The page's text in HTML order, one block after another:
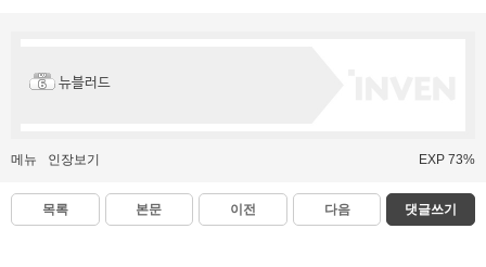
뉴블러드
메뉴 인장보기 EXP 73%
목록 본문 이전 다음 댓글쓰기